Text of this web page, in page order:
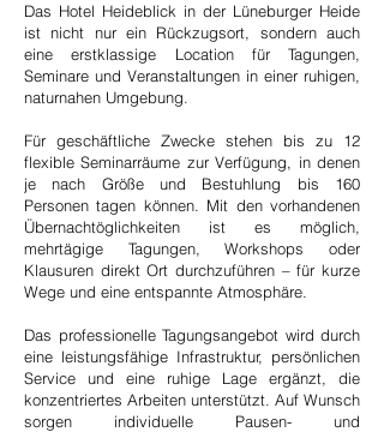
Das Hotel Heideblick in der Lüneburger Heide
ist nicht nur ein Rückzugsort, sondern auch
eine erstklassige Location für Tagungen,
Seminare und Veranstaltungen in einer ruhigen,
naturnahen Umgebung.
Für geschäftliche Zwecke stehen bis zu 12
flexible Seminarräume zur Verfügung, in denen
je nach Größe und Bestuhlung bis 160
Personen tagen können. Mit den vorhandenen
Übernachtöglichkeiten ist es möglich,
mehrtägige Tagungen, Workshops oder
Klausuren direkt Ort durchzuführen – für kurze
Wege und eine entspannte Atmosphäre.
Das professionelle Tagungsangebot wird durch
eine leistungsfähige Infrastruktur, persönlichen
Service und eine ruhige Lage ergänzt, die
konzentriertes Arbeiten unterstützt. Auf Wunsch
sorgen individuelle Pausen- und